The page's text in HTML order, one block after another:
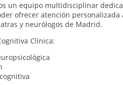
un equipo multidisciplinar
ofrecer atención
y neurólogos de Madrid.
Clínica: